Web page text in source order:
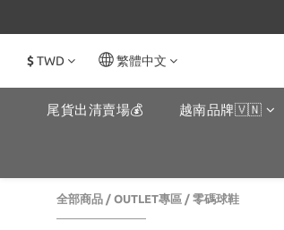
$TWD 繁體中文
尾貨出清賣場💰 越南品牌🇻🇳
全部商品 / OUTLET專區 / 零碼球鞋